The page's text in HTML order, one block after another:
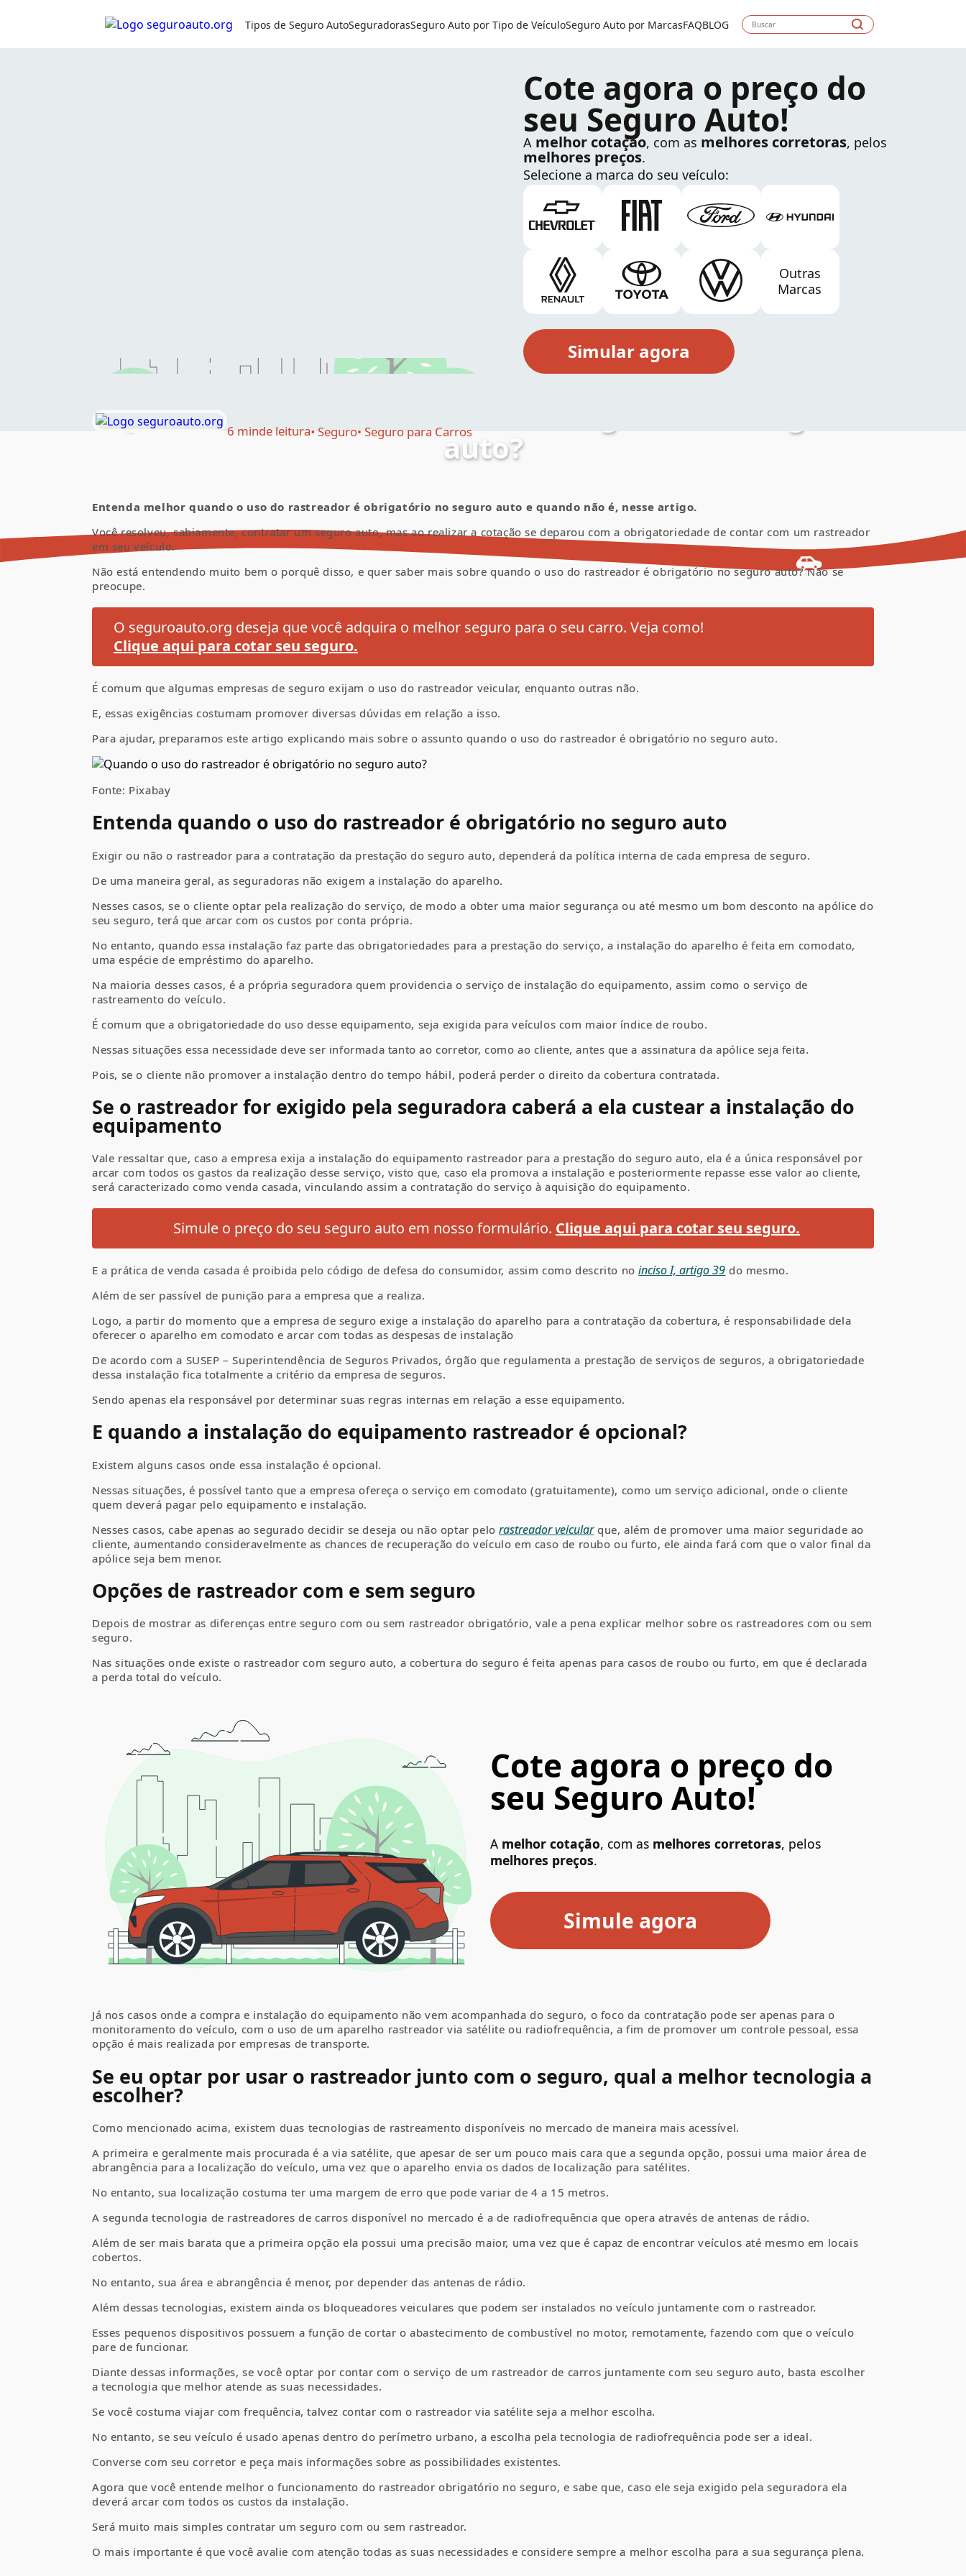
0800 591 8084
Tipos de Seguro AutoSeguradorasSeguro Auto por Tipo de VeículoSeguro Auto por MarcasFAQBLOG
Cote agora o preço do
seu Seguro Auto!
A melhor cotação, com as melhores corretoras, pelos
melhores preços.
Selecione a marca do seu veículo:
Outras
Marcas
Quando o uso do rastreador é obrigatório no seguro
auto?
6 minde leitura Seguro Seguro para Carros
Entenda melhor quando o uso do rastreador é obrigatório no seguro auto e quando não é, nesse artigo.
Você resolveu, sabiamente, contratar um seguro auto, mas ao realizar a cotação se deparou com a obrigatoriedade de contar com um rastreador
em seu veículo.
Não está entendendo muito bem o porquê disso, e quer saber mais sobre quando o uso do rastreador é obrigatório no seguro auto? Não se
preocupe.
O seguroauto.org deseja que você adquira o melhor seguro para o seu carro. Veja como!
Clique aqui para cotar seu seguro.
É comum que algumas empresas de seguro exijam o uso do rastreador veicular, enquanto outras não.
E, essas exigências costumam promover diversas dúvidas em relação a isso.
Para ajudar, preparamos este artigo explicando mais sobre o assunto quando o uso do rastreador é obrigatório no seguro auto.
Fonte: Pixabay
Entenda quando o uso do rastreador é obrigatório no seguro auto
Exigir ou não o rastreador para a contratação da prestação do seguro auto, dependerá da política interna de cada empresa de seguro.
De uma maneira geral, as seguradoras não exigem a instalação do aparelho.
Nesses casos, se o cliente optar pela realização do serviço, de modo a obter uma maior segurança ou até mesmo um bom desconto na apólice do
seu seguro, terá que arcar com os custos por conta própria.
No entanto, quando essa instalação faz parte das obrigatoriedades para a prestação do serviço, a instalação do aparelho é feita em comodato,
uma espécie de empréstimo do aparelho.
Na maioria desses casos, é a própria seguradora quem providencia o serviço de instalação do equipamento, assim como o serviço de
rastreamento do veículo.
É comum que a obrigatoriedade do uso desse equipamento, seja exigida para veículos com maior índice de roubo.
Nessas situações essa necessidade deve ser informada tanto ao corretor, como ao cliente, antes que a assinatura da apólice seja feita.
Pois, se o cliente não promover a instalação dentro do tempo hábil, poderá perder o direito da cobertura contratada.
Se o rastreador for exigido pela seguradora caberá a ela custear a instalação do
equipamento
Vale ressaltar que, caso a empresa exija a instalação do equipamento rastreador para a prestação do seguro auto, ela é a única responsável por
arcar com todos os gastos da realização desse serviço, visto que, caso ela promova a instalação e posteriormente repasse esse valor ao cliente,
será caracterizado como venda casada, vinculando assim a contratação do serviço à aquisição do equipamento.
Simule o preço do seu seguro auto em nosso formulário. Clique aqui para cotar seu seguro.
E a prática de venda casada é proibida pelo código de defesa do consumidor, assim como descrito noinciso I, artigo 39 do mesmo.
Além de ser passível de punição para a empresa que a realiza.
Logo, a partir do momento que a empresa de seguro exige a instalação do aparelho para a contratação da cobertura, é responsabilidade dela
oferecer o aparelho em comodato e arcar com todas as despesas de instalação
De acordo com a SUSEP – Superintendência de Seguros Privados, órgão que regulamenta a prestação de serviços de seguros, a obrigatoriedade
dessa instalação fica totalmente a critério da empresa de seguros.
Sendo apenas ela responsável por determinar suas regras internas em relação a esse equipamento.
E quando a instalação do equipamento rastreador é opcional?
Existem alguns casos onde essa instalação é opcional.
Nessas situações, é possível tanto que a empresa ofereça o serviço em comodato (gratuitamente), como um serviço adicional, onde o cliente
quem deverá pagar pelo equipamento e instalação.
Nesses casos, cabe apenas ao segurado decidir se deseja ou não optar pelorastreador veicularque, além de promover uma maior seguridade ao
cliente, aumentando consideravelmente as chances de recuperação do veículo em caso de roubo ou furto, ele ainda fará com que o valor final da
apólice seja bem menor.
Opções de rastreador com e sem seguro
Depois de mostrar as diferenças entre seguro com ou sem rastreador obrigatório, vale a pena explicar melhor sobre os rastreadores com ou sem
seguro.
Nas situações onde existe o rastreador com seguro auto, a cobertura do seguro é feita apenas para casos de roubo ou furto, em que é declarada
a perda total do veículo.
Cote agora o preço do
seu Seguro Auto!
A melhor cotação, com as melhores corretoras, pelos
melhores preços.
Já nos casos onde a compra e instalação do equipamento não vem acompanhada do seguro, o foco da contratação pode ser apenas para o
monitoramento do veículo, com o uso de um aparelho rastreador via satélite ou radiofrequência, a fim de promover um controle pessoal, essa
opção é mais realizada por empresas de transporte.
Se eu optar por usar o rastreador junto com o seguro, qual a melhor tecnologia a
escolher?
Como mencionado acima, existem duas tecnologias de rastreamento disponíveis no mercado de maneira mais acessível.
A primeira e geralmente mais procurada é a via satélite, que apesar de ser um pouco mais cara que a segunda opção, possui uma maior área de
abrangência para a localização do veículo, uma vez que o aparelho envia os dados de localização para satélites.
No entanto, sua localização costuma ter uma margem de erro que pode variar de 4 a 15 metros.
A segunda tecnologia de rastreadores de carros disponível no mercado é a de radiofrequência que opera através de antenas de rádio.
Além de ser mais barata que a primeira opção ela possui uma precisão maior, uma vez que é capaz de encontrar veículos até mesmo em locais
cobertos.
No entanto, sua área e abrangência é menor, por depender das antenas de rádio.
Além dessas tecnologias, existem ainda os bloqueadores veiculares que podem ser instalados no veículo juntamente com o rastreador.
Esses pequenos dispositivos possuem a função de cortar o abastecimento de combustível no motor, remotamente, fazendo com que o veículo
pare de funcionar.
Diante dessas informações, se você optar por contar com o serviço de um rastreador de carros juntamente com seu seguro auto, basta escolher
a tecnologia que melhor atende as suas necessidades.
Se você costuma viajar com frequência, talvez contar com o rastreador via satélite seja a melhor escolha.
No entanto, se seu veículo é usado apenas dentro do perímetro urbano, a escolha pela tecnologia de radiofrequência pode ser a ideal.
Converse com seu corretor e peça mais informações sobre as possibilidades existentes.
Agora que você entende melhor o funcionamento do rastreador obrigatório no seguro, e sabe que, caso ele seja exigido pela seguradora ela
deverá arcar com todos os custos da instalação.
Será muito mais simples contratar um seguro com ou sem rastreador.
O mais importante é que você avalie com atenção todas as suas necessidades e considere sempre a melhor escolha para a sua segurança plena.